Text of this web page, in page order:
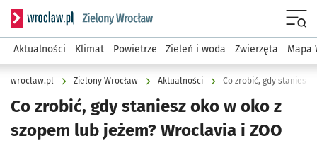
Serwis informacyjny wroclaw.pl podserwis: Środowisko we
Aktualności Klimat Powietrze Zieleń i woda Zwierzęta Mapa
wroclaw.pl Zielony Wrocław Aktualności
Co zrobić, gdy staniesz oko w oko z
szopem lub jeżem? Wroclavia i ZOO